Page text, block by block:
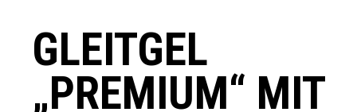
GLEITGEL
„PREMIUM“ MIT